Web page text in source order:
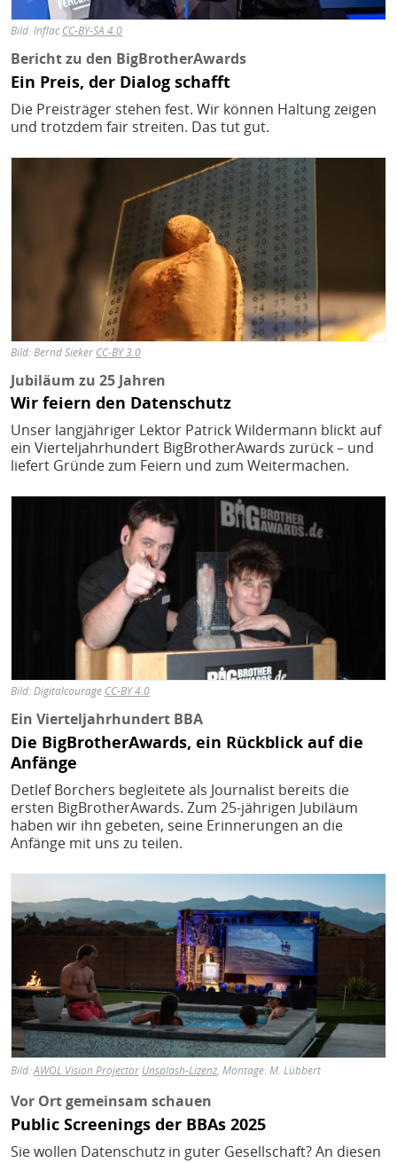
Bild:Inflac CC-BY-SA 4.0
Bericht zu den BigBrotherAwards
Ein Preis, der Dialog schafft
Die Preisträger stehen fest. Wir können Haltung zeigen
und trotzdem fair streiten. Das tut gut.
Bild
Bild:Bernd Sieker CC-BY 3.0
Jubiläum zu 25 Jahren
Wir feiern den Datenschutz
Unser langjähriger Lektor Patrick Wildermann blickt auf
ein Vierteljahrhundert BigBrotherAwards zurück – und
liefert Gründe zum Feiern und zum Weitermachen.
Bild
Bild:Digitalcourage CC-BY 4.0
Ein Vierteljahrhundert BBA
Die BigBrotherAwards, ein Rückblick auf die
Anfänge
Detlef Borchers begleitete als Journalist bereits die
ersten BigBrotherAwards. Zum 25-jährigen Jubiläum
haben wir ihn gebeten, seine Erinnerungen an die
Anfänge mit uns zu teilen.
Bild
Bild:AWOL Vision Projector Unsplash-Lizenz, Montage: M. Lübbert
Vor Ort gemeinsam schauen
Public Screenings der BBAs 2025
Sie wollen Datenschutz in guter Gesellschaft? An diesen